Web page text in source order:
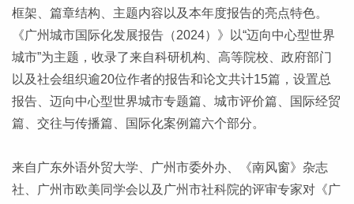
框架、篇章结构、主题内容以及本年度报告的亮点特色。
《广州城市国际化发展报告（2024）》以“迈向中心型世界
城市”为主题，收录了来自科研机构、高等院校、政府部门
以及社会组织逾20位作者的报告和论文共计15篇，设置总
报告、迈向中心型世界城市专题篇、城市评价篇、国际经贸
篇、交往与传播篇、国际化案例篇六个部分。
来自广东外语外贸大学、广州市委外办、《南风窗》杂志
社、广州市欧美同学会以及广州市社科院的评审专家对《广